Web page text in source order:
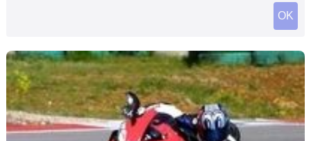
Marques
Services
OK